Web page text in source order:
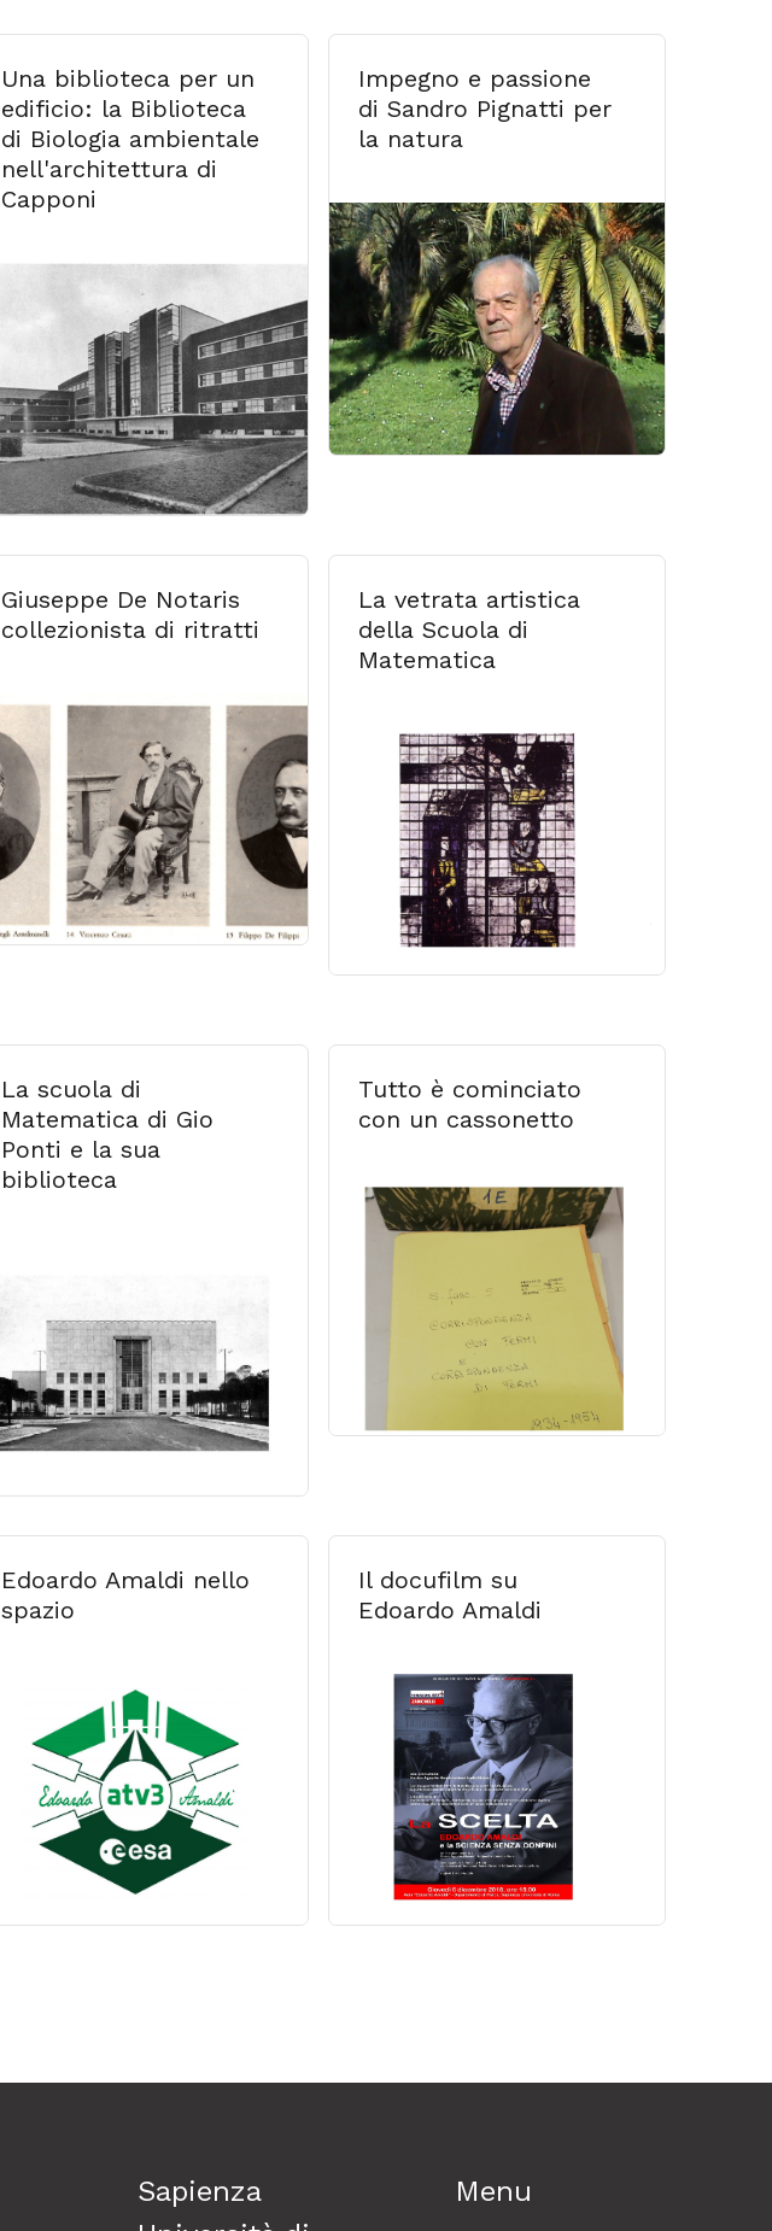
Una biblioteca per un
edificio: la Biblioteca
di Biologia ambientale
nell'architettura di
Capponi
Impegno e passione
di Sandro Pignatti per
la natura
Giuseppe De Notaris
collezionista di ritratti
La vetrata artistica
della Scuola di
Matematica
La scuola di
Matematica di Gio
Ponti e la sua
biblioteca
Tutto è cominciato
con un cassonetto
Edoardo Amaldi nello
spazio
Il docufilm su
Edoardo Amaldi
Sapienza
Menu